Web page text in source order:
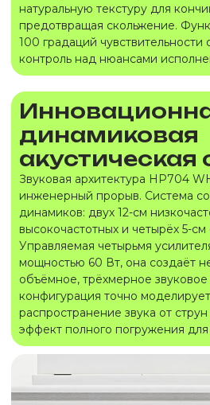
натуральную текстуру для
предотвращая скольжение.
100 градаций
контроль над нюансами
динамиковая
акустическая
Звуковая архитектура HP704
инженерный прорыв. Система
динамиков: двух 12-см
высокочастотных и четырёх 5-
Управляемая четырьмя
мощностью 60 Вт, она создаёт
объёмное, трёхмерное звуковое
конфигурация точно
распространение звука от
эффект полного погружения для